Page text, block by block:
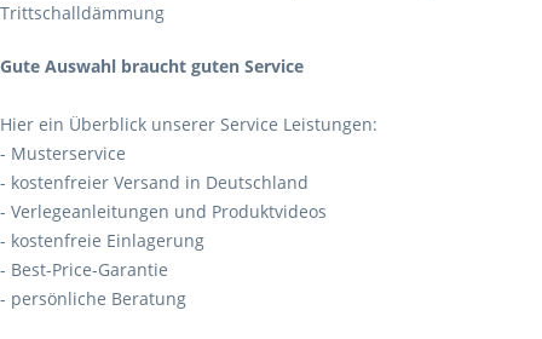
Trittschalldämmung
Gute Auswahl braucht guten Service
Hier ein Überblick unserer Service Leistungen:
- Musterservice
- kostenfreier Versand in Deutschland
- Verlegeanleitungen und Produktvideos
- kostenfreie Einlagerung
- Best-Price-Garantie
- persönliche Beratung